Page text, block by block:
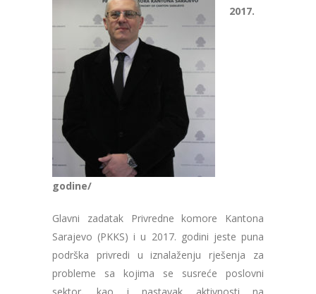
2017.
godine/
Glavni zadatak Privredne komore Kantona
Sarajevo (PKKS) i u 2017. godini jeste puna
podrška privredi u iznalaženju rješenja za
probleme sa kojima se susreće poslovni